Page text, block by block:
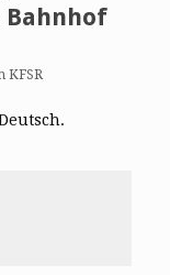
Bahnhof
KFSR